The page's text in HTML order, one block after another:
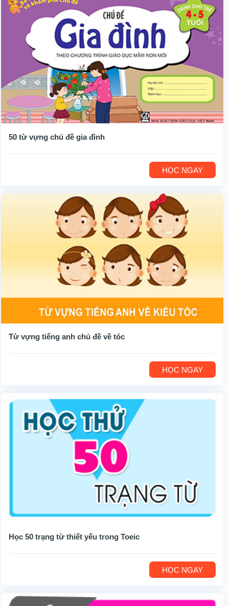
50 từ vựng chủ đề gia đình
HỌC NGAY
Từ vựng tiếng anh chủ đề về tóc
HỌC NGAY
Học 50 trạng từ thiết yếu trong Toeic
HỌC NGAY